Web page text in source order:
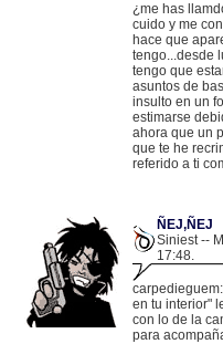
¿me has
cuido y me
hace que
tengo...desde
tengo que
asuntos de
insulto en un
estimarse
ahora que un
que te he
referido a ti
ÑEJ,ÑEJ
Siniest --
17:48.
en tu interior"
con lo de la
para